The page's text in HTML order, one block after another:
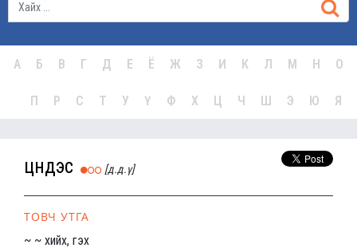
А Б В Г Д Е Ё Ж З И К Л М Н О
П Р С Т У Ү Ф Х Ц Ч Ш Э Ю Я
цүндэс [д.д.ү]
ТОВЧ УТГА
~ ~ хийх, гэх